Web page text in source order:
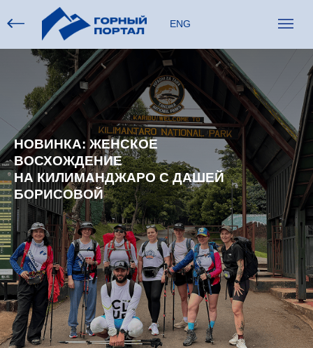
ENG
НОВИНКА: ЖЕНСКОЕ
ВОСХОЖДЕНИЕ
НА КИЛИМАНДЖАРО С ДАШЕЙ
БОРИСОВОЙ